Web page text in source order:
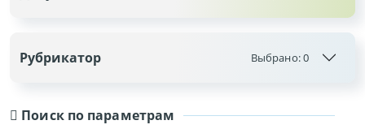
Поиск по параметрам
Рубрикатор Выбрано:0